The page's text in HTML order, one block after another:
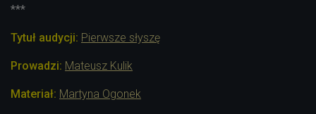
***
Tytuł audycji: Pierwsze słyszę
Prowadzi: Mateusz Kulik
Materiał: Martyna Ogonek